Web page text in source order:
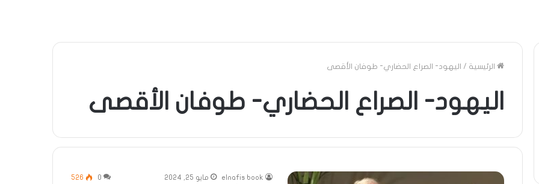
الرئيسية / اليهود- الصراع الحضاري- طوفان الأقصى
اليهود- الصراع الحضاري- طوفان الأقصى
elnafis book مايو 25, 2024 0
526